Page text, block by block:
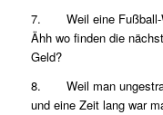
7. Weil eine Fußball-
Ähh wo finden die
Geld?
8. Weil man
und eine Zeit lang war